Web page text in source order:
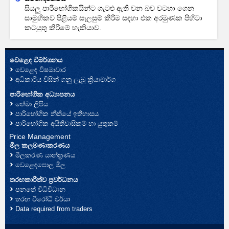
සියලු පාරිභෝගිකයින්ට ගැටළු ඇති වන බව වටහා ගෙන
සාමුහිකව පිළියම් සැලසුම් කිරීම සඳහා එක අරමුණක පිහිටා
කටයුතු කිරීමේ හැකියාව.
වෙළෙඳ විමර්ශනය
වෙළෙඳ විෂමාචාර
අධිකාරිය විසින් ගනු ලැබූ ක්‍රියාමාර්ග
පාරිභෝගික අධ්‍යාපනය
තේමා ලිපිය
පාරිභෝගික නීතියේ ඉතිහාසය
පාරිභෝගික අයිතිවාසිකම් හා යුතුකම්
Price Management
මිල කලමණාකරණය
මිලකරණ යාන්ත්‍රණය
වෙළෙඳපොල මිල
තරඟකාරීත්ව ප්‍රවර්ධනය
පනතේ විධිවිධාන
තරඟ විරෝධි චර්යා
Data required from traders